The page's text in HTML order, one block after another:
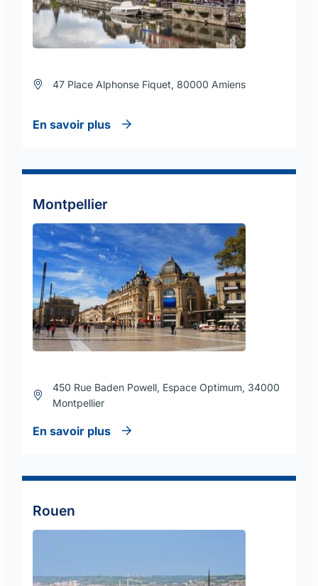
47 Place Alphonse Fiquet, 80000 Amiens
En savoir plus
Montpellier
450 Rue Baden Powell, Espace Optimum, 34000
Montpellier
En savoir plus
Rouen